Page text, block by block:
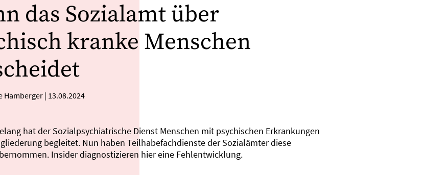
das Sozialamt über
kranke Menschen
Hamberger| 13.08.2024
hat der Sozialpsychiatrische Dienst Menschen mit psychischen Erkrankungen
begleitet. Nun haben Teilhabefachdienste der Sozialämter diese
Insider diagnostizieren hier eine Fehlentwicklung.